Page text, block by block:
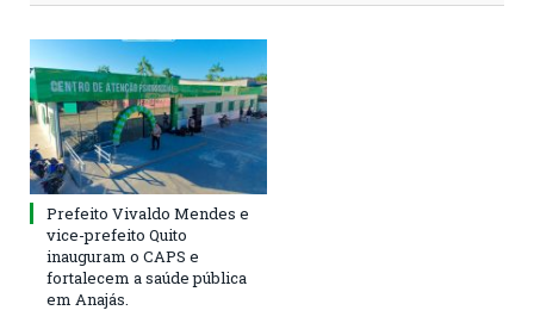
Prefeito Vivaldo Mendes e
vice-prefeito Quito
inauguram o CAPS e
fortalecem a saúde pública
em Anajás.